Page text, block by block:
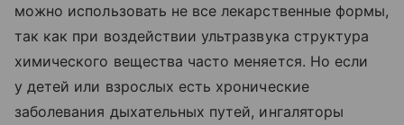
можно использовать не все лекарственные формы,
так как при воздействии ультразвука структура
химического вещества часто меняется. Но если
у детей или взрослых есть хронические
заболевания дыхательных путей, ингаляторы